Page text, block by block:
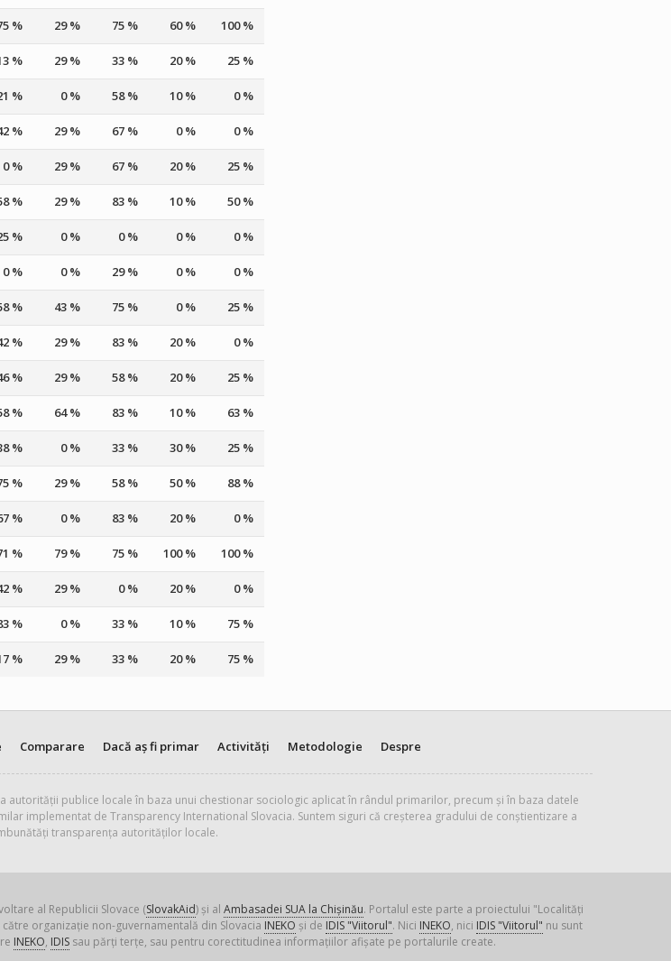
% 29 % 75 % 60 % 100 %
% 29 % 33 % 20 % 25 %
% 0 % 58 % 10 % 0 %
% 29 % 67 % 0 % 0 %
0 % 29 % 67 % 20 % 25 %
% 29 % 83 % 10 % 50 %
% 0 % 0 % 0 % 0 %
0 % 0 % 29 % 0 % 0 %
% 43 % 75 % 0 % 25 %
% 29 % 83 % 20 % 0 %
% 29 % 58 % 20 % 25 %
% 64 % 83 % 10 % 63 %
% 0 % 33 % 30 % 25 %
% 29 % 58 % 50 % 88 %
% 0 % 83 % 20 % 0 %
% 79 % 75 % 100 % 100 %
% 29 % 0 % 20 % 0 %
% 0 % 33 % 10 % 75 %
% 29 % 33 % 20 % 75 %
Comparare Dacă aș fi primar Activități Metodologie Despre
publice locale în baza unui chestionar sociologic aplicat în rândul primarilor, precum și în baza datele
implementat de Transparency International Slovacia. Suntem siguri că creșterea gradului de conștientizare a
transparența autorităților locale.
al Republicii Slovace (SlovakAid) și al Ambasadei SUA la Chișinău. Portalul este parte a proiectului "Localități
organizație non-guvernamentală din Slovacia INEKO și de IDIS "Viitorul". Nici INEKO, nici IDIS "Viitorul" nu sunt
INEKO, IDISsau părți terțe, sau pentru corectitudinea informațiilor afișate pe portalurile create.